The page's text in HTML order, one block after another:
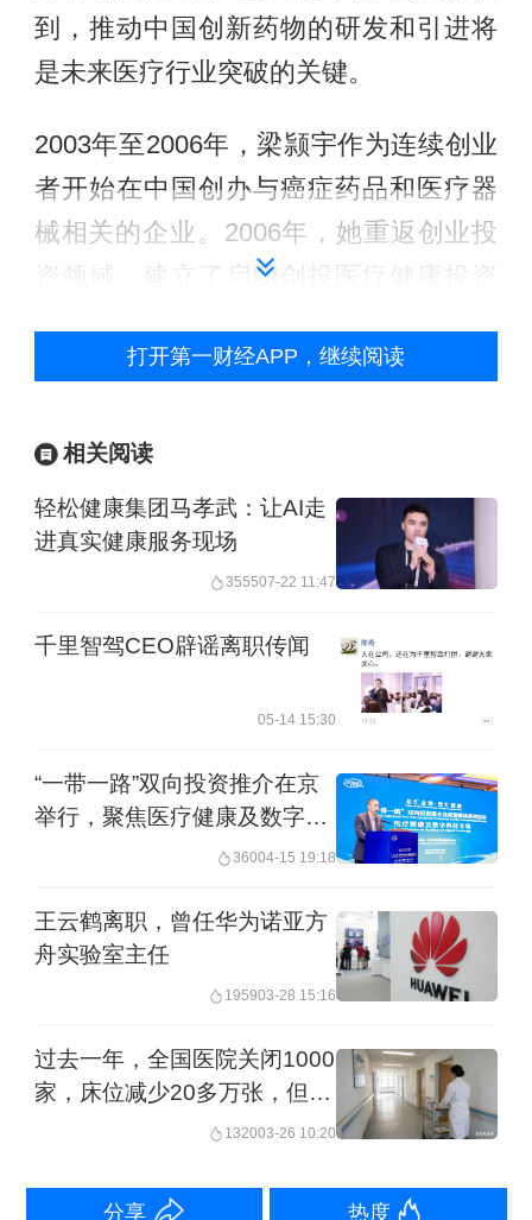
到，推动中国创新药物的研发和引进将
是未来医疗行业突破的关键。
2003年至2006年，梁颕宇作为连续创业
者开始在中国创办与癌症药品和医疗器
械相关的企业。2006年，她重返创业投
资领域，建立了启明创投医疗健康投资
截图来自于启明创投公众号
梁颕宇在启明创投期间，赶上中国创新
药械行业发展的黄金时期。
制度改革，加强了对创新药物的支持，
缩短了研发周期，激发了医药产业的创
《主板上市规则》第18A章“生物科技公
司”的引入，以及2019年上海证券交易所
上市要求，丰富了投资退出渠道，壮大
打开第一财经APP，继续阅读
相关阅读
轻松健康集团马孝武：让AI走
进真实健康服务现场
355507-22 11:47
千里智驾CEO辟谣离职传闻
05-14 15:30
“一带一路”双向投资推介在京
举行，聚焦医疗健康及数字科
36004-15 19:18
王云鹤离职，曾任华为诺亚方
舟实验室主任
195903-28 15:16
过去一年，全国医院关闭1000
家，床位减少20多万张，但为
什么诊疗人次增加了4.7亿？
132003-26 10:20
分享 热度